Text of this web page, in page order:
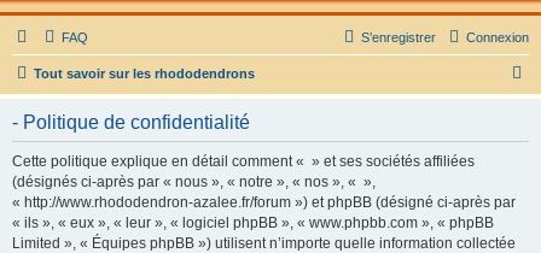
FAQ Connexion
S’enregistrer
Tout savoir sur les rhododendrons
- Politique de confidentialité
Cette politique explique en détail comment « » et ses sociétés affiliées
(désignés ci-après par « nous », « notre », « nos », « »,
« http://www.rhododendron-azalee.fr/forum ») et phpBB (désigné ci-après par
« ils », « eux », « leur », « logiciel phpBB », « www.phpbb.com », « phpBB
Limited », « Équipes phpBB ») utilisent n’importe quelle information collectée